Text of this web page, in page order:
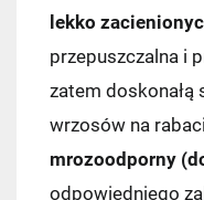
lekko
przepuszczalna i
zatem doskonałą
wrzosów na
mrozoodporny
odpowiedniego